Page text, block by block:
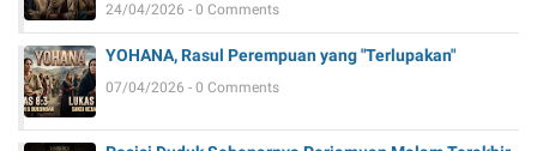
24/04/2026 - 0 Comments
YOHANA, Rasul Perempuan yang "Terlupakan"
07/04/2026 - 0 Comments